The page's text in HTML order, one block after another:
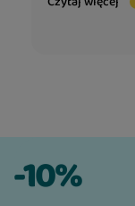
-10%